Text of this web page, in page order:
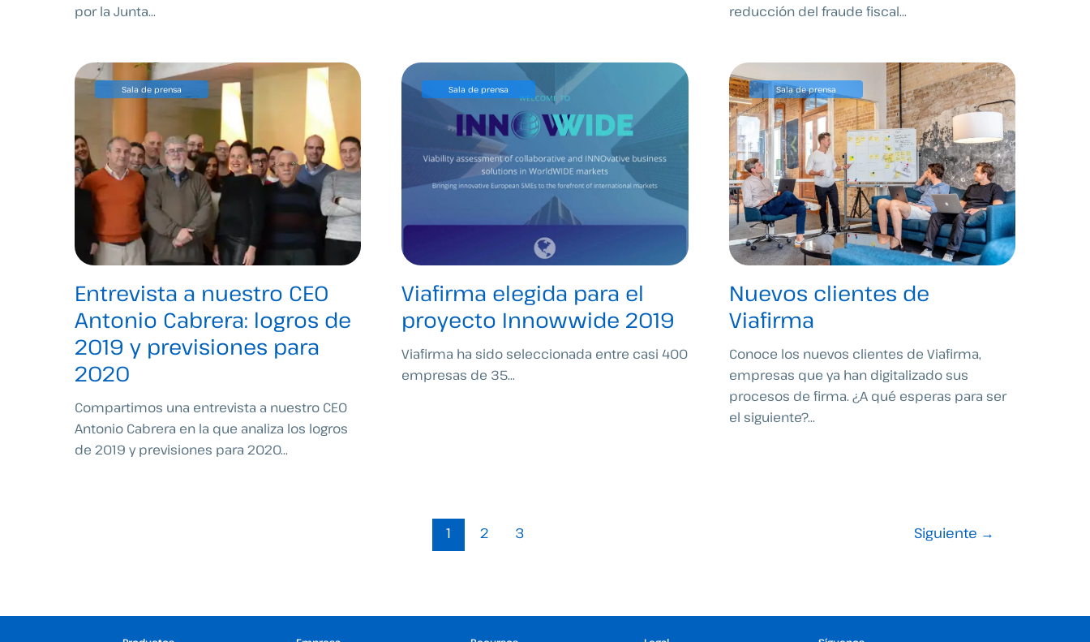
por la Junta...
reducción del fraude fiscal...
Entrevista a nuestro CEO
Antonio Cabrera: logros de
2019 y previsiones para
2020
Sala de prensa
Compartimos una entrevista a nuestro CEO
Antonio Cabrera en la que analiza los logros
de 2019 y previsiones para 2020...
Viafirma elegida para el
proyecto Innowwide 2019
Sala de prensa
Viafirma ha sido seleccionada entre casi 400
empresas de 35...
Nuevos clientes de
Viafirma
Sala de prensa
Conoce los nuevos clientes de Viafirma,
empresas que ya han digitalizado sus
procesos de firma. ¿A qué esperas para ser
el siguiente?...
1 2 3 Siguiente →